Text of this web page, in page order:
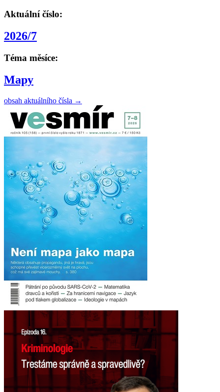
Aktuální číslo:
2026/7
Téma měsíce:
Mapy
obsah aktuálního čísla →